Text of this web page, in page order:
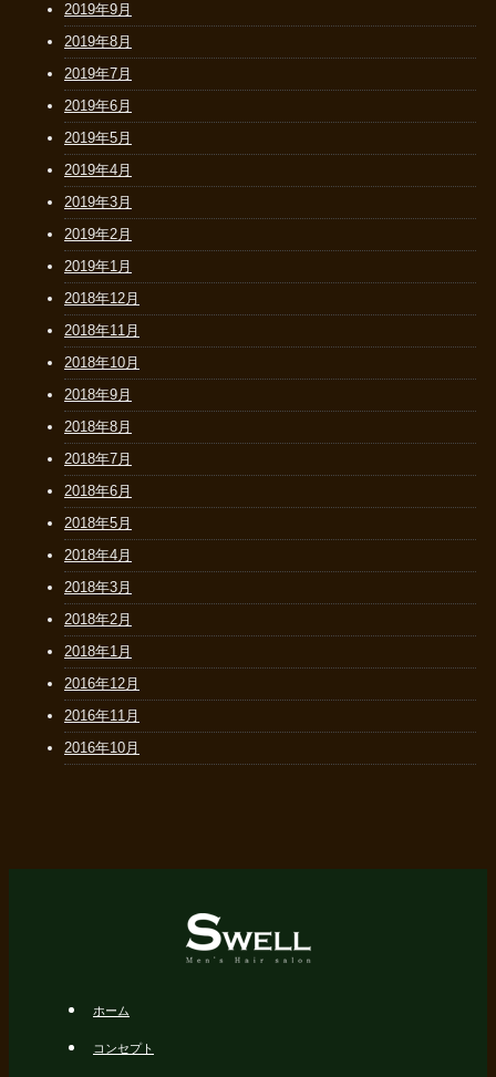
2019年9月
2019年8月
2019年7月
2019年6月
2019年5月
2019年4月
2019年3月
2019年2月
2019年1月
2018年12月
2018年11月
2018年10月
2018年9月
2018年8月
2018年7月
2018年6月
2018年5月
2018年4月
2018年3月
2018年2月
2018年1月
2016年12月
2016年11月
2016年10月
ホーム
コンセプト